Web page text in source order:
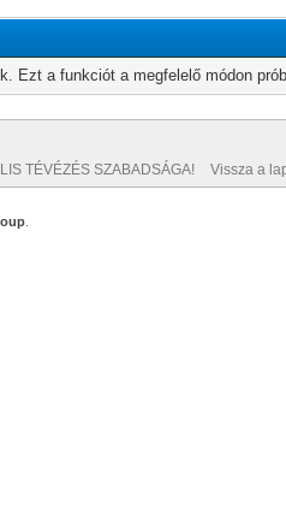
Ezt a funkciót a megfelelő módon
TÉVÉZÉS SZABADSÁGA! Vissza a